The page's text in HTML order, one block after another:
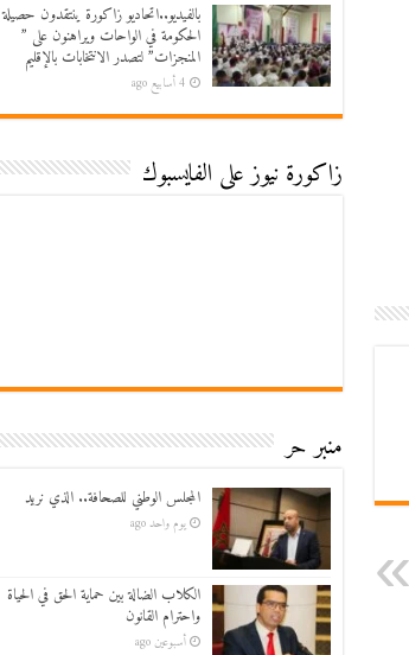
بالفيديو..اتحاديو زاكورة ينتقدون حصيلة
الحكومة في الواحات ويراهنون على ”
المنجزات” لتصدر الانتخابات بالإقليم
4 أسابيع ago
زاكورة نيوز على الفايسبوك
منبر حر
المجلس الوطني للصحافة.. الذي نريد
يوم واحد ago
الكلاب الضالة بين حماية الحق في الحياة
واحترام القانون
أسبوعين ago